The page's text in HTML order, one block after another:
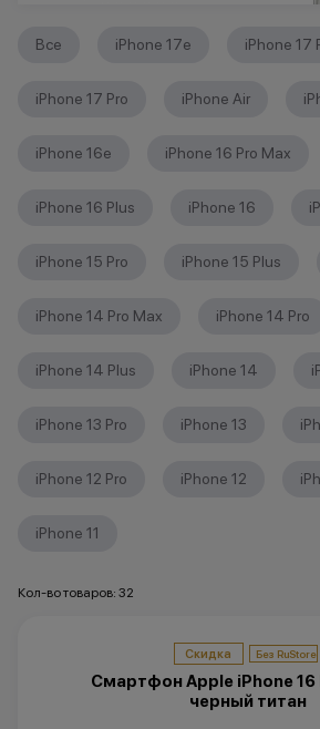
Все iPhone 17e iPhone 17
iPhone 17 Pro iPhone Air
iPhone 16е iPhone 16 Pro Max
iPhone 16 Plus iPhone 16
iPhone 15 Pro iPhone 15 Plus
iPhone 14 Pro Max iPhone 14 Pro
iPhone 14 Plus iPhone 14
iPhone 13 Pro iPhone 13
iPhone 12 Pro iPhone 12
iPhone 11
Кол-во товаров: 32
Скидка
Смартфон Apple iPhone 16
черный титан